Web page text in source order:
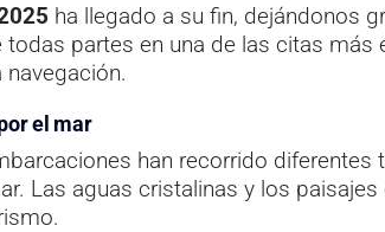
ha llegado a su fin, dejándonos
partes en una de las citas
el mar
han recorrido
Las aguas cristalinas y los